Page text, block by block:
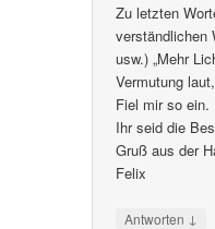
Zu letzten
verständlichen
usw.) „Mehr
Vermutung
Fiel mir so ein.
Ihr seid die
Gruß aus der
Felix
Antworten ↓